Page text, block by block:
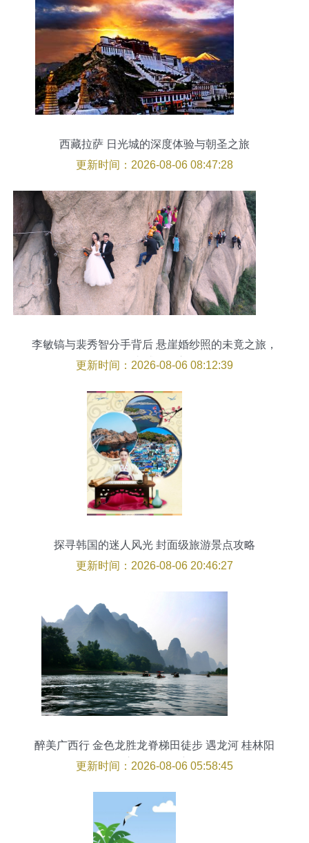
西藏拉萨 日光城的深度体验与朝圣之旅
更新时间：2026-08-06 08:47:28
李敏镐与裴秀智分手背后 悬崖婚纱照的未竟之旅，
理由感动人心
更新时间：2026-08-06 08:12:39
探寻韩国的迷人风光 封面级旅游景点攻略
更新时间：2026-08-06 20:46:27
醉美广西行 金色龙胜龙脊梯田徒步 遇龙河 桂林阳
朔 漓江四天深度游
更新时间：2026-08-06 05:58:45